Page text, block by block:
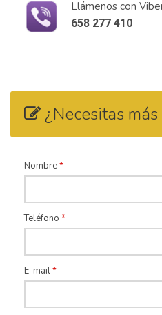
Llámenos con
658 277 410
¿Necesitas
Nombre*
Teléfono *
E-mail*